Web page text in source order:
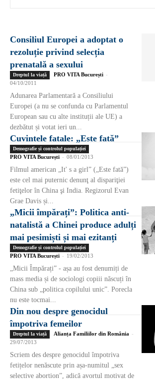
Consiliul Europei a adoptat o
rezoluție privind selecția
prenatală a sexului
Dreptul la viață PRO VITA București -
04/10/2011
Adunarea Parlamentară a Consiliului
Europei (a nu se confunda cu Parlamentul
European sau cu alte instituții ale UE) a
dezbătut și votat ieri un...
Cuvintele fatale: „Este fată”
Demografie și controlul populației
PRO VITA București - 08/01/2013
Filmul american „It' s a girl” („Este fată”)
este cel mai puternic denunţ al dispariţiei
fetiţelor în China şi India. Regizorul Evan
Grae Davis și...
„Micii împărați”: Politica anti-
natalistă a Chinei produce adulți
mai pesimiști și mai ezitanți
Demografie și controlul populației
PRO VITA București - 19/02/2013
„Micii Împărați” - așa au fost denumiți de
mass media și de sociologi copiii născuți în
China sub „politica copilului unic”. Porecla
nu este tocmai...
Din nou despre genocidul
împotriva femeilor
Dreptul la viață Alianța Familiilor din România -
29/07/2013
Scriem des despre genocidul împotriva
fetițelor nenăscute prin așa-numitul „sex
selective abortion”, adică avortul motivat de